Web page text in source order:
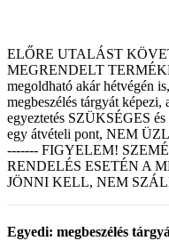
ELŐRE UTALÁST
MEGRENDELT
megoldható akár hétvégén
megbeszélés tárgyát
egyeztetés SZÜKSÉGES
egy átvételi pont, NEM
------- FIGYELEM!
RENDELÉS ESETÉN A
JÖNNI KELL, NEM
Egyedi: megbeszélés